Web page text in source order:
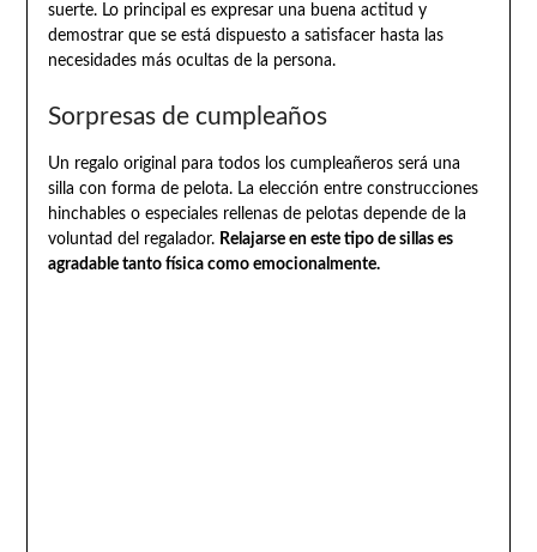
suerte. Lo principal es expresar una buena actitud y
demostrar que se está dispuesto a satisfacer hasta las
necesidades más ocultas de la persona.
Sorpresas de cumpleaños
Un regalo original para todos los cumpleañeros será una
silla con forma de pelota. La elección entre construcciones
hinchables o especiales rellenas de pelotas depende de la
voluntad del regalador. Relajarse en este tipo de sillas es
agradable tanto física como emocionalmente.